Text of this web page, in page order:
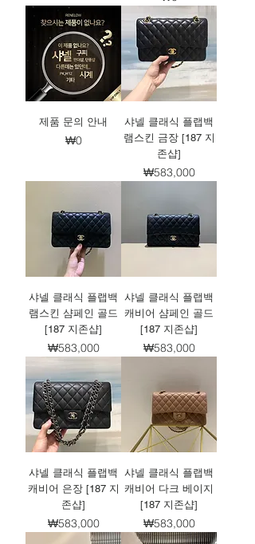
제품 문의 안내
가격
₩0
샤넬 클래식 플랩백
램스킨 금장 [187 지
존샵]
가격
₩583,000
샤넬 클래식 플랩백
램스킨 샴페인 골드
[187 지존샵]
가격
₩583,000
샤넬 클래식 플랩백
캐비어 샴페인 골드
[187 지존샵]
가격
₩583,000
샤넬 클래식 플랩백
캐비어 은장 [187 지
존샵]
가격
₩583,000
샤넬 클래식 플랩백
캐비어 다크 베이지
[187 지존샵]
가격
₩583,000